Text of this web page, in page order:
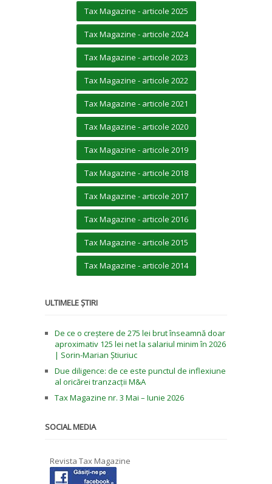
Tax Magazine - articole 2025
Tax Magazine - articole 2024
Tax Magazine - articole 2023
Tax Magazine - articole 2022
Tax Magazine - articole 2021
Tax Magazine - articole 2020
Tax Magazine - articole 2019
Tax Magazine - articole 2018
Tax Magazine - articole 2017
Tax Magazine - articole 2016
Tax Magazine - articole 2015
Tax Magazine - articole 2014
ULTIMELE ȘTIRI
De ce o creștere de 275 lei brut înseamnă doar
aproximativ 125 lei net la salariul minim în 2026
| Sorin-Marian Știuriuc
Due diligence: de ce este punctul de inflexiune
al oricărei tranzacții M&A
Tax Magazine nr. 3 Mai – Iunie 2026
SOCIAL MEDIA
Revista Tax Magazine